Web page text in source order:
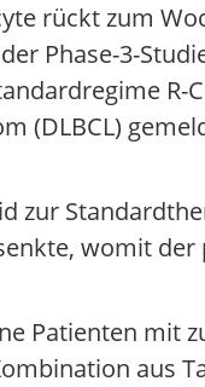
rückt zum
Phase-3-
R-
(DLBCL)
zur
womit
Patienten mit
aus